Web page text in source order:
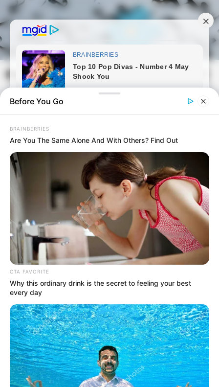
Skip
to
content
Magyarmozaik.com
Posted
in
Friss hírek
Most derült ki… nem csak Süllős
Gyula halt meg a kenyai
repülőgép szerencsétlenségben,
hanem…
bySzerző • October 31, 2025
Before You Go
BRAINBERRIES
Are You The Same Alone And With Others? Find Out
CTA FAVORITE
Why this ordinary drink is the secret to feeling your best
every day